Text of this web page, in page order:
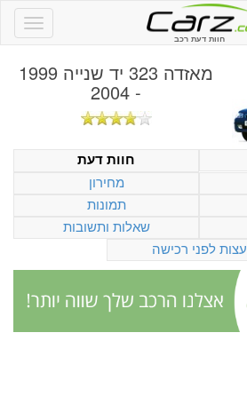
חוות דעת רכב
מאזדה 323 יד שנייה 1999
- 2004
חוות דעת
מחירון
תמונות
שאלות ותשובות
עצות לפני רכישה